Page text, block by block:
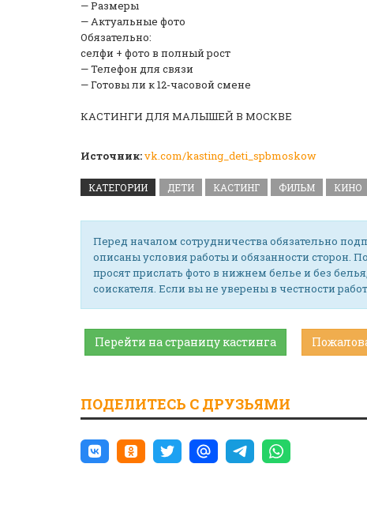
— Размеры
— Актуальные фото
️Обязательно:
селфи + фото в полный рост
— Телефон для связи
— Готовы ли к 12-часовой смене
КАСТИНГИ ДЛЯ МАЛЫШЕЙ В МОСКВЕ
Источник:vk.com/kasting_deti_spbmoskow
КАТЕГОРИИ ДЕТИ КАСТИНГ ФИЛЬМ КИНО
Перед началом сотрудничества обязательно
описаны условия работы и обязанности сторон.
просят прислать фото в нижнем белье и без
соискателя. Если вы не уверены в честности
Перейти на страницу кастинга
ПОДЕЛИТЕСЬ С ДРУЗЬЯМИ